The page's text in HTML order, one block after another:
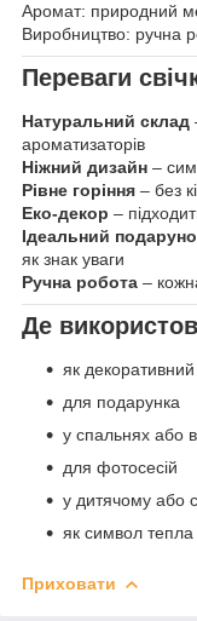
Аромат: природний
Виробництво: ручна
Переваги
Натуральний склад
ароматизаторів
Ніжний дизайн –
Рівне горіння – без
Еко-декор –
Ідеальний
як знак уваги
Ручна робота –
Де
як
для подарунка
у спальнях або
для фотосесій
у дитячому або
як символ тепла
Приховати